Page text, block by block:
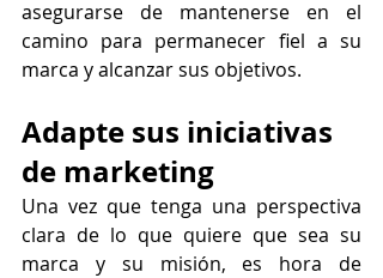
asegurarse de mantenerse en el
camino para permanecer fiel a su
marca y alcanzar sus objetivos.
Adapte sus iniciativas
de marketing
Una vez que tenga una perspectiva
clara de lo que quiere que sea su
marca y su misión, es hora de